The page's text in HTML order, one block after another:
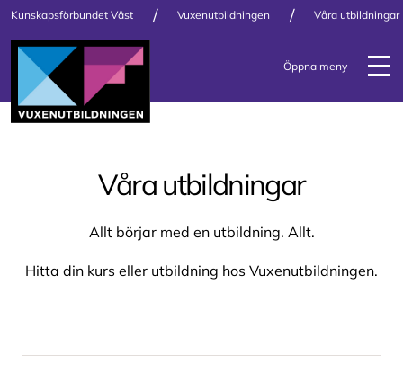
Kunskapsförbundet Väst / Vuxenutbildningen / Våra utbildningar
Öppna meny
Våra utbildningar
Allt börjar med en utbildning. Allt.
Hitta din kurs eller utbildning hos Vuxenutbildningen.